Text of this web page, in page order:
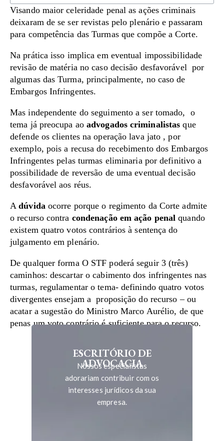
Visando maior celeridade penal as ações criminais
deixaram de se ser revistas pelo plenário e passaram
para competência das Turmas que compõe a Corte.
Na prática isso implica em eventual impossibilidade
revisão de matéria no caso decisão desfavorável por
algumas das Turma, principalmente, no caso de
Embargos Infringentes.
Mas independente do seguimento a ser tomado, o
tema já preocupa ao advogados criminalistas que
defende os clientes na operação lava jato , por
exemplo, pois a recusa do recebimento dos Embargos
Infringentes pelas turmas eliminaria por definitivo a
possibilidade de reversão de uma eventual decisão
desfavorável aos réus.
Adúvidaocorre porque o regimento da Corte admite
o recurso contra condenação em ação penal quando
existem quatro votos contrários à sentença do
julgamento em plenário.
De qualquer forma O STF poderá seguir 3 (três)
caminhos: descartar o cabimento dos infringentes nas
turmas, regulamentar o tema- definindo quatro votos
divergentes ensejam a proposição do recurso – ou
acatar a sugestão do Ministro Marco Aurélio, de que
penas um voto contrário é suficiente para o recurso.
ESCRITÓRIO DE
ADVOCACIA
Nossos especialistas
adorariam contribuir com os
interesses jurídicos da sua
empresa.